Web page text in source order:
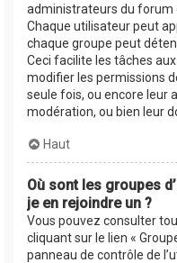
administrateurs du forum
Chaque utilisateur peut
chaque groupe peut
Ceci facilite les tâches
modifier les permissions
seule fois, ou encore leur
modération, ou bien leur
Haut
Où sont les groupes
je en rejoindre un ?
Vous pouvez consulter
cliquant sur le lien «
panneau de contrôle de